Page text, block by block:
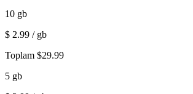
10 gb
$ 2.99 / gb
Toplam $29.99
5 gb